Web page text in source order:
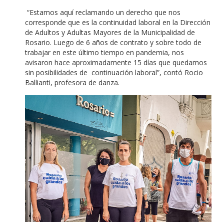
“Estamos aquí reclamando un derecho que nos
corresponde que es la continuidad laboral en la Dirección
de Adultos y Adultas Mayores de la Municipalidad de
Rosario. Luego de 6 años de contrato y sobre todo de
trabajar en este último tiempo en pandemia, nos
avisaron hace aproximadamente 15 días que quedamos
sin posibilidades de continuación laboral”, contó Rocio
Ballianti, profesora de danza.